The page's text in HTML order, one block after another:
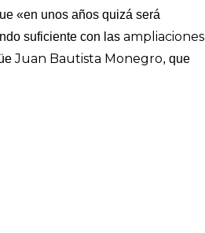
«en unos años quizá será
suficiente con lasampliaciones
Juan Bautista Monegro, que